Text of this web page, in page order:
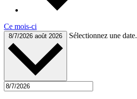
Ce mois-ci
8/7/2026 août 2026 Sélectionnez une date.